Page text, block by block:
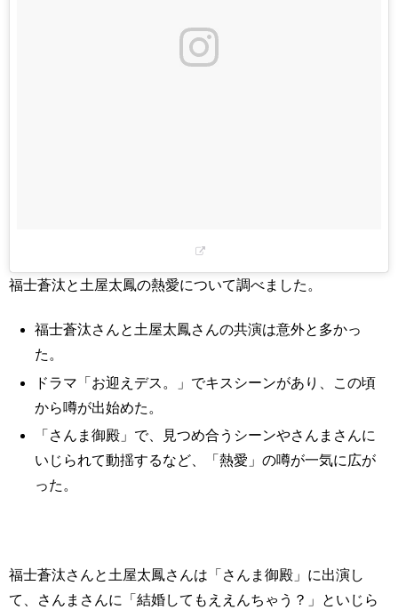
福士蒼汰と土屋太鳳の熱愛について調べました。
福士蒼汰さんと土屋太鳳さんの共演は意外と多かっ
た。
ドラマ「お迎えデス。」でキスシーンがあり、この頃
から噂が出始めた。
「さんま御殿」で、見つめ合うシーンやさんまさんに
いじられて動揺するなど、「熱愛」の噂が一気に広が
った。
福士蒼汰さんと土屋太鳳さんは「さんま御殿」に出演し
て、さんまさんに「結婚してもええんちゃう？」といじら